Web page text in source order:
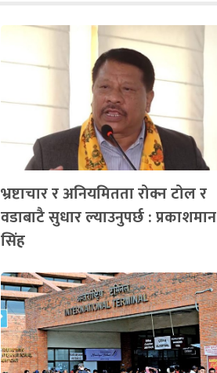
भ्रष्टाचार र अनियमितता रोक्न टोल र
वडाबाटै सुधार ल्याउनुपर्छ : प्रकाशमान
सिंह